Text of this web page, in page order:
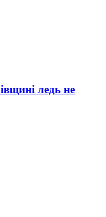
ледь не